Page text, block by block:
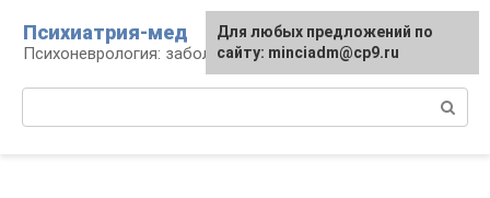
контенту
Психиатрия-мед
Психоневрология: заболевания и терапия
Для любых предложений по
сайту: minciadm@cp9.ru